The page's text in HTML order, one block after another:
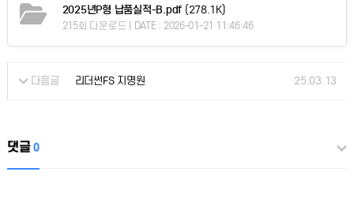
2025년P형 납품실적-B.pdf (278.1K)
215회 다운로드 | DATE : 2026-01-21 11:46:46
다음글 리더썬FS 지명원 25.03.13
댓글0